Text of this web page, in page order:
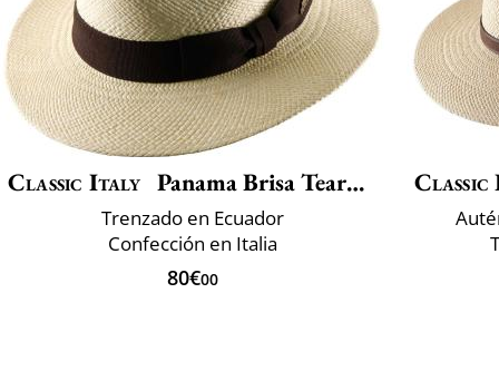
Classic Italy Panama Brisa Teardrop
Trenzado en Ecuador
Confección en Italia
80€00